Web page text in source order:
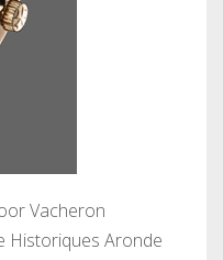
Vacheron
Historiques Aronde